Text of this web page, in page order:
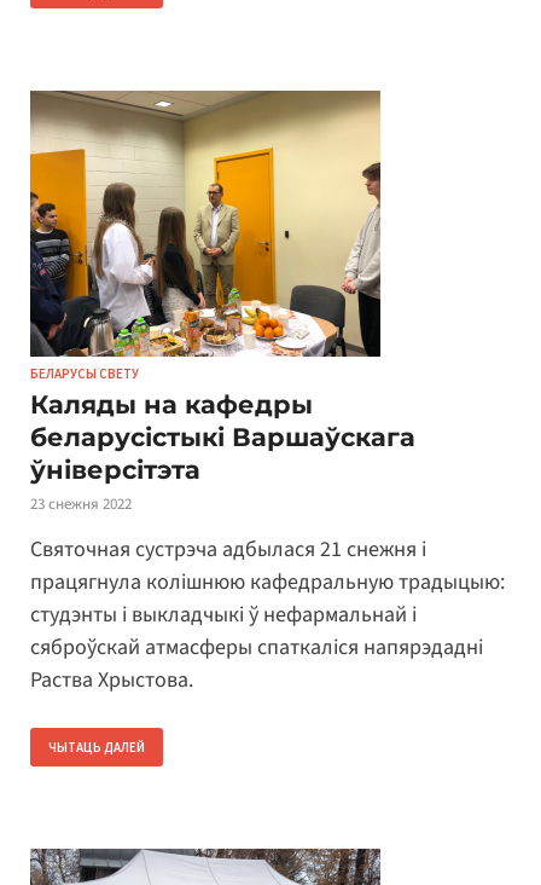
БЕЛАРУСЫ СВЕТУ
Каляды на кафедры
беларусістыкі Варшаўскага
ўніверсітэта
23 снежня 2022
Святочная сустрэча адбылася 21 снежня і
працягнула колішнюю кафедральную традыцыю:
студэнты і выкладчыкі ў нефармальнай і
сяброўскай атмасферы спаткаліся напярэдадні
Раства Хрыстова.
ЧЫТАЦЬ ДАЛЕЙ